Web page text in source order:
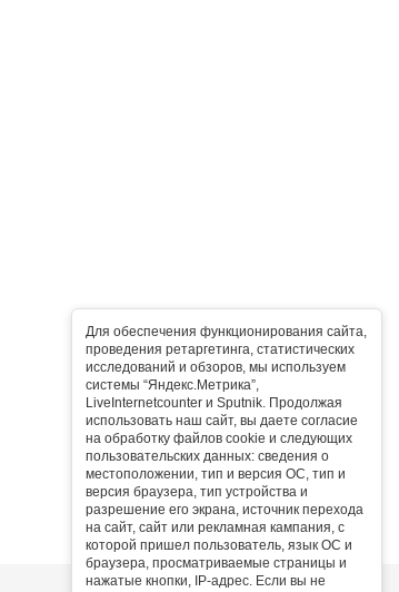
Для обеспечения функционирования сайта,
проведения ретаргетинга, статистических
исследований и обзоров, мы используем
системы “Яндекс.Метрика”,
LiveInternetcounter и Sputnik. Продолжая
использовать наш сайт, вы даете согласие
на обработку файлов cookie и следующих
пользовательских данных: сведения о
местоположении, тип и версия ОС, тип и
версия браузера, тип устройства и
разрешение его экрана, источник перехода
на сайт, сайт или рекламная кампания, с
которой пришел пользователь, язык ОС и
браузера, просматриваемые страницы и
нажатые кнопки, IP-адрес. Если вы не